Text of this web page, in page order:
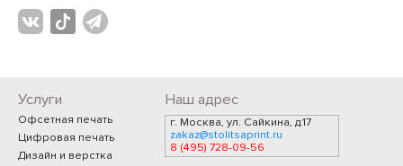
Услуги
Офсетная печать
Цифровая печать
Дизайн и верстка
Наш адрес
г. Москва, ул. Сайкина, д.17
zakaz@stolitsaprint.ru
8 (495) 728-09-56